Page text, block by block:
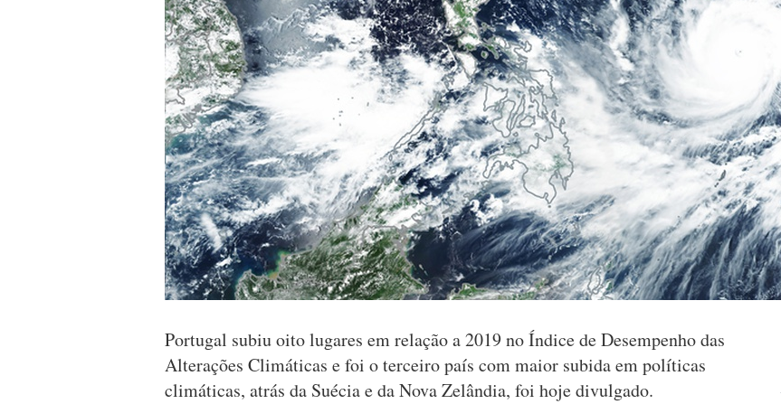
Portugal subiu oito lugares em relação a 2019 no Índice de Desempenho das
Alterações Climáticas e foi o terceiro país com maior subida em políticas
climáticas, atrás da Suécia e da Nova Zelândia, foi hoje divulgado.